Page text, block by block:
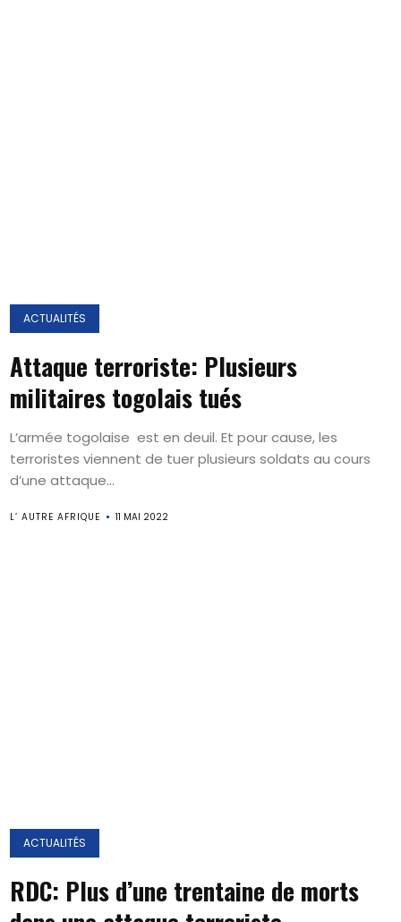
ACTUALITÉS
Attaque terroriste: Plusieurs
militaires togolais tués
L’armée togolaise est en deuil. Et pour cause, les
terroristes viennent de tuer plusieurs soldats au cours
d’une attaque...
L’ AUTRE AFRIQUE 11 MAI 2022
ACTUALITÉS
RDC: Plus d’une trentaine de morts